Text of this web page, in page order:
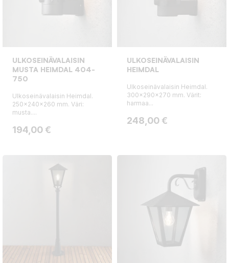
ULKOSEINÄVALAISIN
MUSTA HEIMDAL 404-
750
Ulkoseinävalaisin Heimdal.
250x240x260 mm. Väri:
musta....
Hinta
194,00 €
ULKOSEINÄVALAISIN
HEIMDAL
Ulkoseinävalaisin Heimdal.
300x290x270 mm. Värit:
harmaa...
Hinta
248,00 €